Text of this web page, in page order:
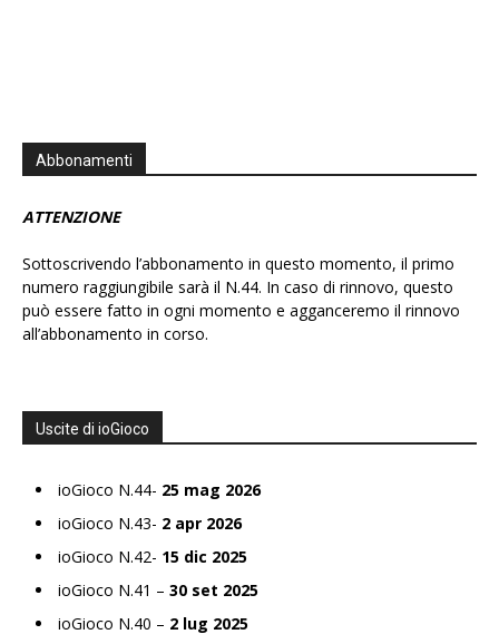
Abbonamenti
ATTENZIONE
Sottoscrivendo l’abbonamento in questo momento, il primo
numero raggiungibile sarà il N.44. In caso di rinnovo, questo
può essere fatto in ogni momento e agganceremo il rinnovo
all’abbonamento in corso.
Uscite di ioGioco
ioGioco N.44- 25 mag 2026
ioGioco N.43- 2 apr 2026
ioGioco N.42- 15 dic 2025
ioGioco N.41 – 30 set 2025
ioGioco N.40 – 2 lug 2025